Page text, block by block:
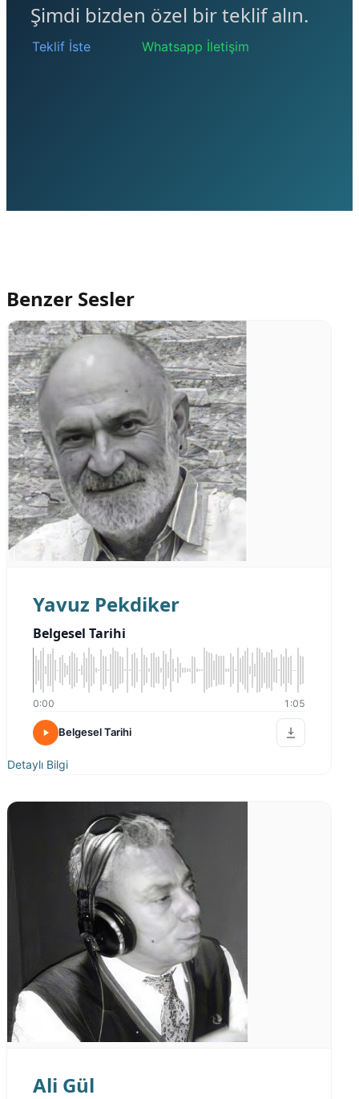
Şimdi bizden özel bir teklif alın.
Teklif İste Whatsapp İletişim
Benzer Sesler
Yavuz Pekdiker
Belgesel Tarihi
0:00 1:05
Belgesel Tarihi
Detaylı Bilgi
Ali Gül